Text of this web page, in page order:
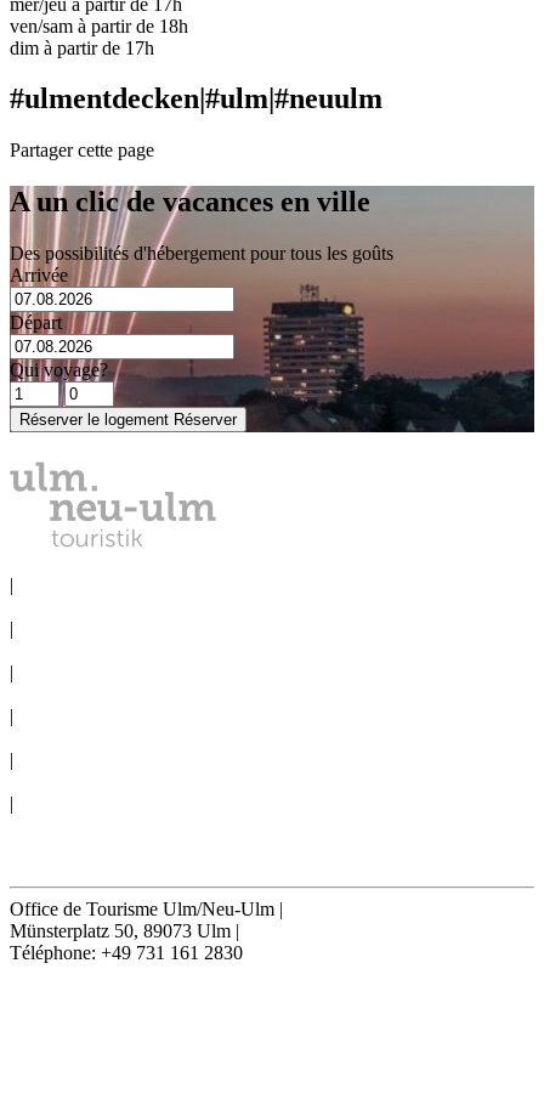
ven/sam à partir de 18h
dim à partir de 17h
#ulmentdecken#ulm#neuulm
Partager cette page
A un clic de vacances en ville
Des possibilités d'hébergement pour tous les goûts
Arrivée
Départ
Qui voyage?
Réserver le logement Réserver
|
|
|
|
|
|
Office de Tourisme Ulm/Neu-Ulm |
Münsterplatz 50, 89073 Ulm |
Téléphone: +49 731 161 2830